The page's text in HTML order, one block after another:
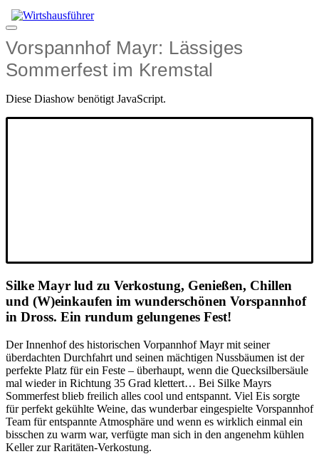
Zum
Inhalt
Menü
Vorspannhof Mayr: Lässiges
Sommerfest im Kremstal
Diese Diashow benötigt JavaScript.
Silke Mayr lud zu Verkostung, Genießen, Chillen
und (W)einkaufen im wunderschönen Vorspannhof
in Dross. Ein rundum gelungenes Fest!
Der Innenhof des historischen Vorpannhof Mayr mit seiner
überdachten Durchfahrt und seinen mächtigen Nussbäumen ist der
perfekte Platz für ein Feste – überhaupt, wenn die Quecksilbersäule
mal wieder in Richtung 35 Grad klettert… Bei Silke Mayrs
Sommerfest blieb freilich alles cool und entspannt. Viel Eis sorgte
für perfekt gekühlte Weine, das wunderbar eingespielte Vorspannhof
Team für entspannte Atmosphäre und wenn es wirklich einmal ein
bisschen zu warm war, verfügte man sich in den angenehm kühlen
Keller zur Raritäten-Verkostung.